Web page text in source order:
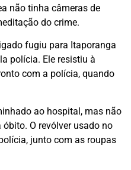
não tinha câmeras de
do crime.
fugiu para Itaporanga
polícia. Ele resistiu à
com a polícia, quando
ao hospital, mas não
O revólver usado no
junto com as roupas